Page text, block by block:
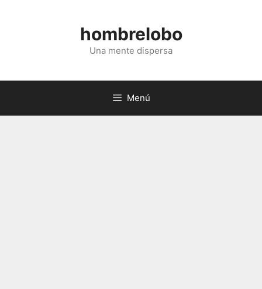
hombrelobo
Una mente dispersa
Menú